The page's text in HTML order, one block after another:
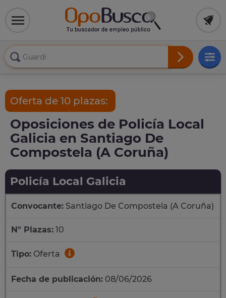
Oferta de 10 plazas:
Oposiciones de Policía Local
Galicia en Santiago De
Compostela (A Coruña)
Policía Local Galicia
Convocante: Santiago De Compostela (A Coruña)
Nº Plazas: 10
Tipo: Oferta
Fecha de publicación: 08/06/2026